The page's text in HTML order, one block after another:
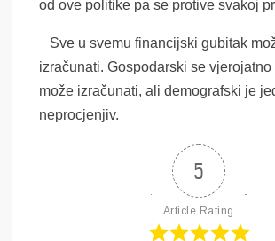
od ove politike pa se protive svakoj
Sve u svemu financijski gubitak
izračunati. Gospodarski se
može izračunati, ali demografski je
neprocjenjiv.
5
Article Rating